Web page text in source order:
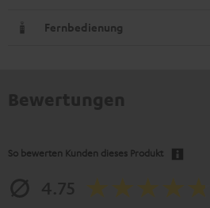
Fernbedienung
So bewerten Kunden dieses Produkt